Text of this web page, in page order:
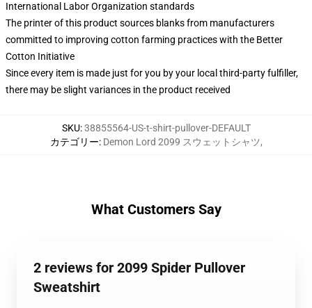
International Labor Organization standards
The printer of this product sources blanks from manufacturers
committed to improving cotton farming practices with the Better
Cotton Initiative
Since every item is made just for you by your local third-party fulfiller,
there may be slight variances in the product received
SKU:38855564-US-t-shirt-pullover-DEFAULT
カテゴリー: Demon Lord 2099 スウェットシャツ,
What Customers Say
2 reviews for 2099 Spider Pullover
Sweatshirt